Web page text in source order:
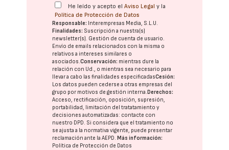
He leído y acepto elAviso Legal y la
Política de Protección de Datos
Responsable: Interempresas Media, S.L.U.
Finalidades: Suscripción a nuestra(s)
newsletter(s). Gestión de cuenta de usuario.
Envío de emails relacionados con la misma o
relativos a intereses similares o
asociados.Conservación: mientras dure la
relación con Ud., o mientras sea necesario para
llevar a cabo las finalidades especificadasCesión:
Los datos pueden cederse a otras empresas del
grupo por motivos de gestión interna. Derechos:
Acceso, rectificación, oposición, supresión,
portabilidad, limitación del tratatamiento y
decisiones automatizadas: contacte con
nuestro DPD. Si considera que el tratamiento no
se ajusta a la normativa vigente, puede presentar
reclamación ante laAEPD. Más información:
Política de Protección de Datos